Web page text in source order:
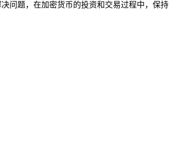
问题，在加密货币的投资和交易过程中，保持